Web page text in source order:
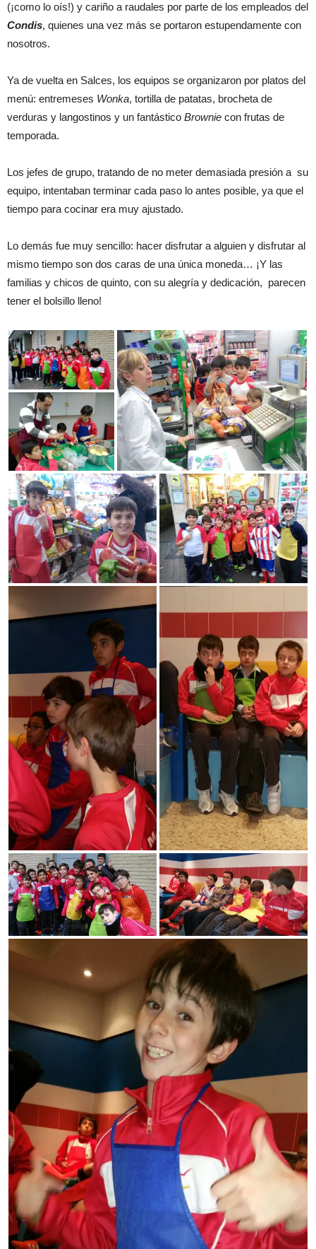
(¡como lo oís!) y cariño a raudales por parte de los empleados del
Condis, quienes una vez más se portaron estupendamente con
nosotros.
Ya de vuelta en Salces, los equipos se organizaron por platos del
menú: entremeses Wonka, tortilla de patatas, brocheta de
verduras y langostinos y un fantástico Brownie con frutas de
temporada.
Los jefes de grupo, tratando de no meter demasiada presión a su
equipo, intentaban terminar cada paso lo antes posible, ya que el
tiempo para cocinar era muy ajustado.
Lo demás fue muy sencillo: hacer disfrutar a alguien y disfrutar al
mismo tiempo son dos caras de una única moneda… ¡Y las
familias y chicos de quinto, con su alegría y dedicación, parecen
tener el bolsillo lleno!